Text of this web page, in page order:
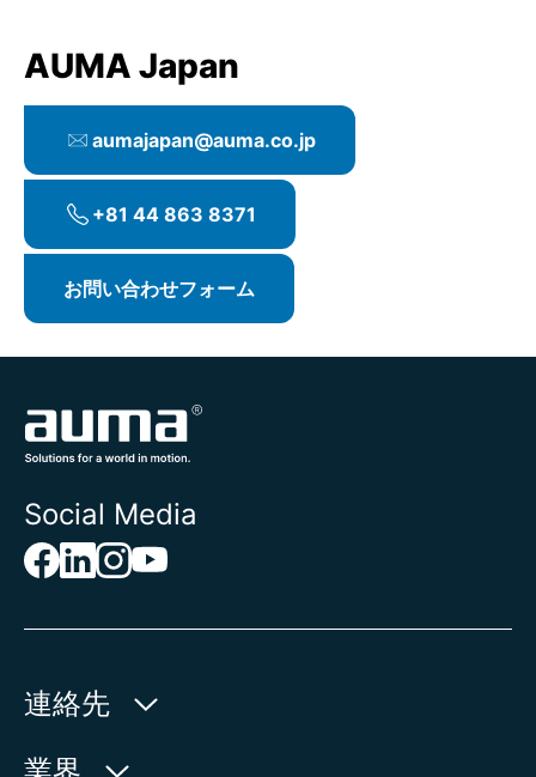
AUMA Japan
aumajapan@auma.co.jp
+81 44 863 8371
お問い合わせフォーム
Social Media
連絡先
AUMA Riester
業界